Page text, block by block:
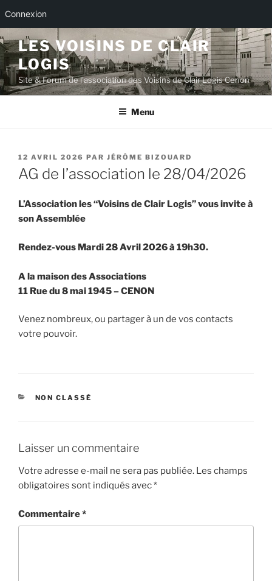
Connexion
Aller
au
contenu
principal
LES VOISINS DE CLAIR
LOGIS
Site & Forum de l'association des Voisins de Clair Logis Cenon
Menu
PUBLIÉ
LE
12 AVRIL 2026 PAR JÉRÔME BIZOUARD
AG de l’association le 28/04/2026
L’Association les “Voisins de Clair Logis” vous invite à
son Assemblée
Rendez-vous Mardi 28 Avril 2026 à 19h30.
A la maison des Associations
11 Rue du 8 mai 1945 – CENON
Venez nombreux, ou partager à un de vos contacts
votre pouvoir.
CATÉGORIES
NON CLASSÉ
Laisser un commentaire
Votre adresse e-mail ne sera pas publiée. Les champs
obligatoires sont indiqués avec*
Commentaire*